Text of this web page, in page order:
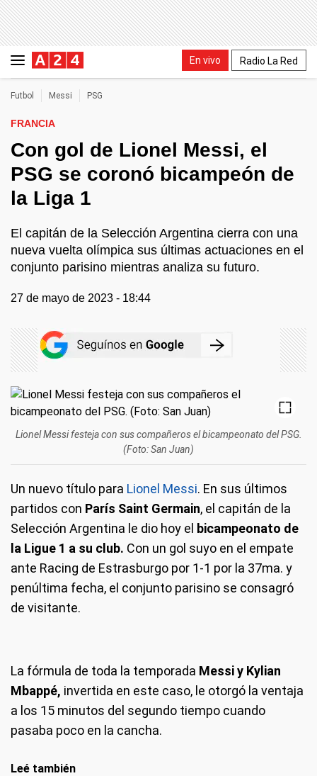
En vivo Radio La Red
Futbol Messi PSG
FRANCIA
Con gol de Lionel Messi, el
PSG se coronó bicampeón de
la Liga 1
El capitán de la Selección Argentina cierra con una
nueva vuelta olímpica sus últimas actuaciones en el
conjunto parisino mientras analiza su futuro.
27 de mayo de 2023 - 18:44
Lionel Messi festeja con sus compañeros el bicampeonato del PSG.
(Foto: San Juan)
Un nuevo título para Lionel Messi. En sus últimos
partidos con París Saint Germain, el capitán de la
Selección Argentina le dio hoy el bicampeonato de
la Ligue 1 a su club. Con un gol suyo en el empate
ante Racing de Estrasburgo por 1-1 por la 37ma. y
penúltima fecha, el conjunto parisino se consagró
de visitante.
La fórmula de toda la temporada Messi y Kylian
Mbappé, invertida en este caso, le otorgó la ventaja
a los 15 minutos del segundo tiempo cuando
pasaba poco en la cancha.
Leé también